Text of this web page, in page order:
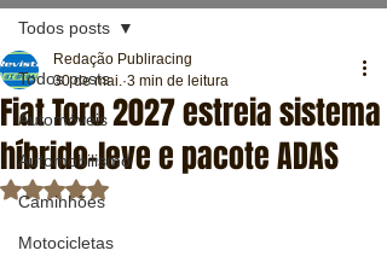
Todos posts
Automóveis
Automobilismo
Caminhões
Motocicletas
Todos posts
Fiat Toro 2027 estreia sistema
híbrido-leve e pacote ADAS
Redação Publiracing
30 de mai. 3 min de leitura
Avaliado com NaN de 5 estrelas.